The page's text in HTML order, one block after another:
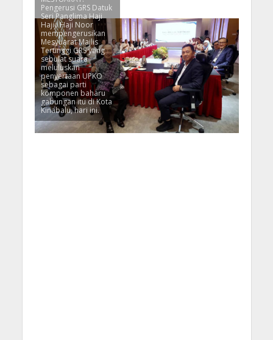
Pengerusi GRS Datuk
Seri Panglima Haji
Hajiji Haji Noor
mempengerusikan
Mesyuarat Majlis
Tertinggi GRS yang
sebulat suara
meluluskan
penyertaan UPKO
sebagai parti
komponen baharu
gabungan itu di Kota
Kinabalu, hari ini.